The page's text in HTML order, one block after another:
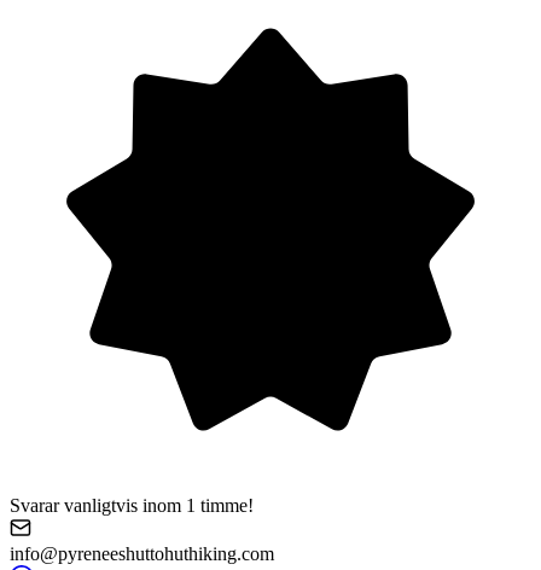
Svarar vanligtvis inom 1 timme!
info@pyreneeshuttohuthiking.com